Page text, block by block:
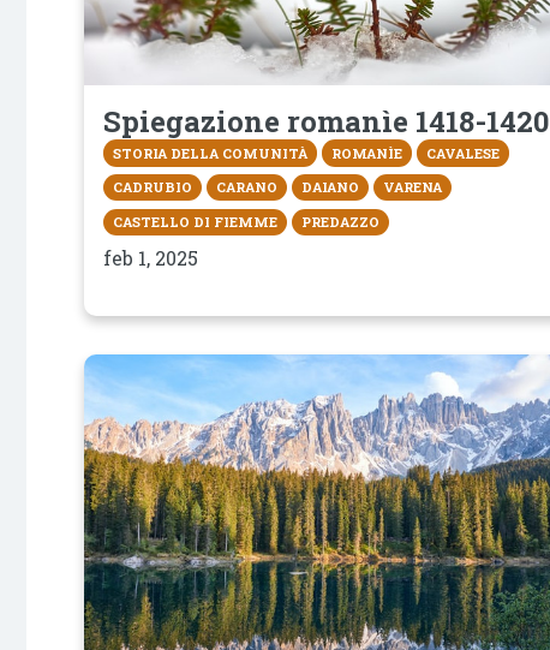
Spiegazione romanìe 1418-1420
STORIA DELLA COMUNITÀ ROMANÌE
CAVALESE
CADRUBIO
CARANO DAIANO
VARENA
CASTELLO DI FIEMME
PREDAZZO
feb 1, 2025